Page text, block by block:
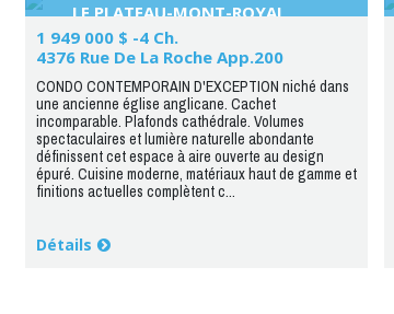
LE PLATEAU-MONT-ROYAL
1 949 000 $ -4 Ch.
4376 Rue De La Roche App.200
CONDO CONTEMPORAIN D'EXCEPTION niché dans
une ancienne église anglicane. Cachet
incomparable. Plafonds cathédrale. Volumes
spectaculaires et lumière naturelle abondante
définissent cet espace à aire ouverte au design
épuré. Cuisine moderne, matériaux haut de gamme et
finitions actuelles complètent c...
Détails